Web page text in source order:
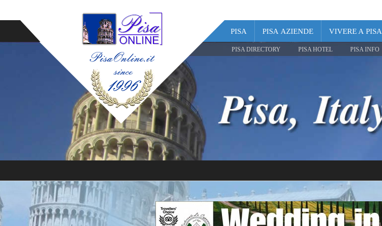
PISA PISA AZIENDE VIVERE A PISA
PISA DIRECTORY PISA HOTEL PISA INFO